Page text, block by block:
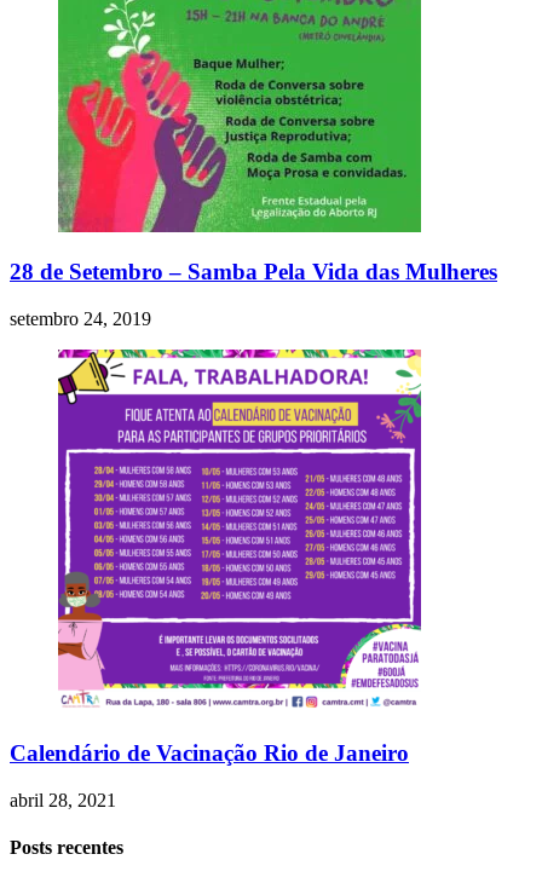
28 de Setembro – Samba Pela Vida das Mulheres
setembro 24, 2019
Calendário de Vacinação Rio de Janeiro
abril 28, 2021
Posts recentes